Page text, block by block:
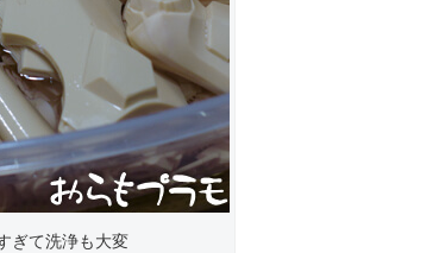
ぎて洗浄も大変